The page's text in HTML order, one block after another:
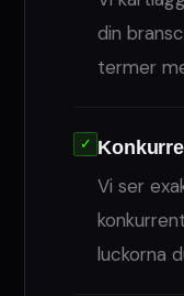
din
termer
✓
Vi ser
luckorna